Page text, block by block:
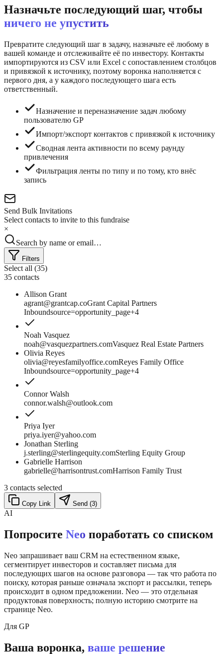
Назначьте последующий шаг, чтобы
ничего не упустить
Превратите следующий шаг в задачу, назначьте её любому в
вашей команде и отслеживайте её по инвестору. Контакты
импортируются из CSV или Excel с сопоставлением столбцов
и привязкой к источнику, поэтому воронка наполняется с
первого дня, а у каждого последующего шага есть
ответственный.
Назначение и переназначение задач любому
пользователю GP
Импорт/экспорт контактов с привязкой к источнику
Сводная лента активности по всему раунду
привлечения
Фильтрация ленты по типу и по тому, кто внёс
запись
Send Bulk Invitations
Select contacts to invite to this fundraise
×
Search by name or email…
Filters
Select all (35)
35 contacts
Allison Grant
agrant@grantcap.coGrant Capital Partners
Inboundsource=opportunity_page+4
Noah Vasquez
noah@vasquezpartners.comVasquez Real Estate Partners
Olivia Reyes
olivia@reyesfamilyoffice.comReyes Family Office
Inboundsource=opportunity_page+4
Connor Walsh
connor.walsh@outlook.com
Priya Iyer
priya.iyer@yahoo.com
Jonathan Sterling
j.sterling@sterlingequity.comSterling Equity Group
Gabrielle Harrison
gabrielle@harrisontrust.comHarrison Family Trust
3 contacts selected
Copy Link Send (3)
AI
Попросите Neo поработать со списком
Neo запрашивает ваш CRM на естественном языке,
сегментирует инвесторов и составляет письма для
последующих шагов на основе разговора — так что работа по
поиску, которая раньше означала экспорт и рассылки, теперь
происходит в одном предложении. Neo — это отдельная
продуктовая поверхность; полную историю смотрите на
странице Neo.
Для GP
Ваша воронка, ваше решение